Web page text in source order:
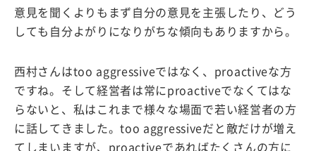
意見を聞くよりもまず自分の意見を主張したり、どう
しても自分よがりになりがちな傾向もありますから。
西村さんはtoo aggressiveではなく、proactiveな方
ですね。そして経営者は常にproactiveでなくてはな
らないと、私はこれまで様々な場面で若い経営者の方
に話してきました。too aggressiveだと敵だけが増え
てしまいますが、proactiveであればたくさんの方に